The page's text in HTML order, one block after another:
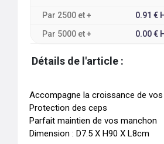
Par 2500 et + 0.91 €
Par 5000 et + 0.00€
Détails de l'article :
Accompagne la croissance de
Protection des ceps
Parfait maintien de vos manchon
Dimension : D7.5 X H90 X L8cm